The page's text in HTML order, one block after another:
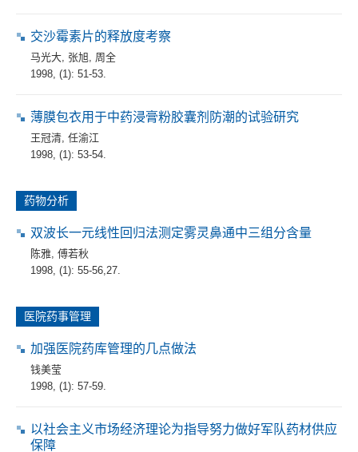
交沙霉素片的释放度考察
马光大 张旭
周全
1998, (1): 51-53.
薄膜包衣用于中药浸膏粉胶囊剂防潮的试验研究
王冠清 任渝江
1998, (1): 53-54.
药物分析
双波长一元线性回归法测定雾灵鼻通中三组分含量
陈雅 傅若秋
1998, (1): 55-56,27.
医院药事管理
加强医院药库管理的几点做法
钱美莹
1998, (1): 57-59.
以社会主义市场经济理论为指导努力做好军队药材供应
保障